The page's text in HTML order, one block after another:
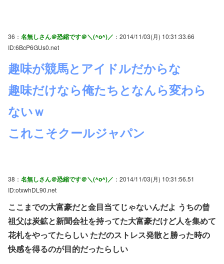
36： 名無しさん＠恐縮です＠＼(^o^)／ ：2014/11/03(月) 10:31:33.66
ID:6BcP6GUs0.net
趣味が競馬とアイドルだからな
趣味だけなら俺たちとなんら変わら
ないｗ
これこそクールジャパン
38： 名無しさん＠恐縮です＠＼(^o^)／ ：2014/11/03(月) 10:31:56.51
ID:otxwhDL90.net
ここまでの大富豪だと金目当てじゃないんだよ うちの曾
祖父は炭鉱と新聞会社を持ってた大富豪だけど人を集めて
花札をやってたらしい ただのストレス発散と勝った時の
快感を得るのが目的だったらしい